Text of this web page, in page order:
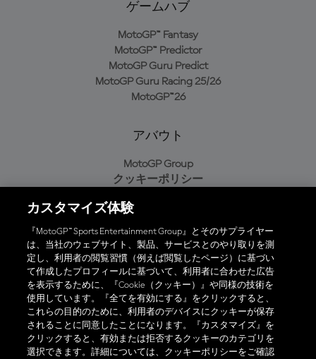
ゲームハブ
MotoGP™ Fantasy
MotoGP™ Predictor
MotoGP Guru Predict
MotoGP Guru Racing 25/26
MotoGP™26
アバウト
MotoGP Group
クッキーポリシー
プライバシーポリシー
購入ポリシー
オフィシャルアプリ
カスタマイズ体験
『MotoGP™ Sports Entertainment Group』とそのサプライヤー
は、当社のウェブサイト、製品、サービスとのやり取りを測
定し、利用者の閲覧習慣（例えば閲覧したページ）に基づい
て作成したプロフィールに基づいて、利用者に合わせた広告
を表示するために、『Cookie（クッキー）』や同様の技術を
使用しています。『全てを有効にする』をクリックすると、
これらの目的のために、利用者のデバイスにクッキーが保存
されることに同意したことになります。『カスタマイズ』を
クリックすると、有効または拒否するクッキーのカテゴリを
選択できます。詳細については、クッキーポリシーをご確認